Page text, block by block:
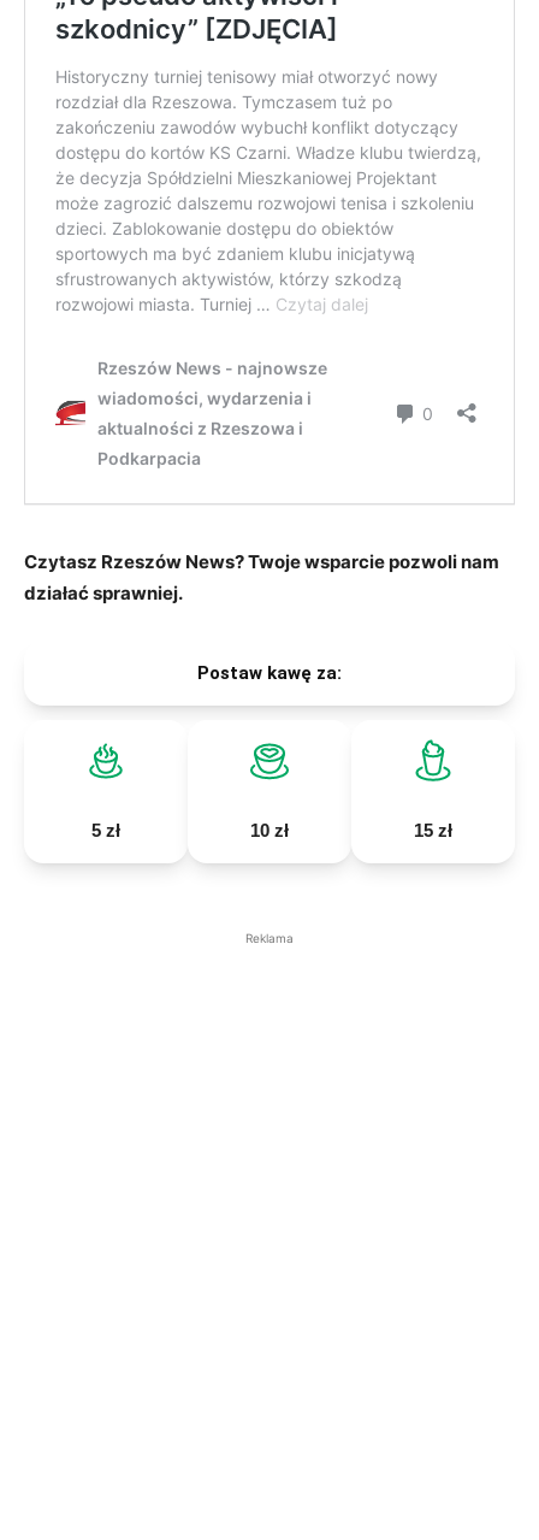
Czytasz Rzeszów News? Twoje wsparcie pozwoli nam
działać sprawniej.
Postaw kawę za:
5 zł 10 zł 15 zł
Reklama